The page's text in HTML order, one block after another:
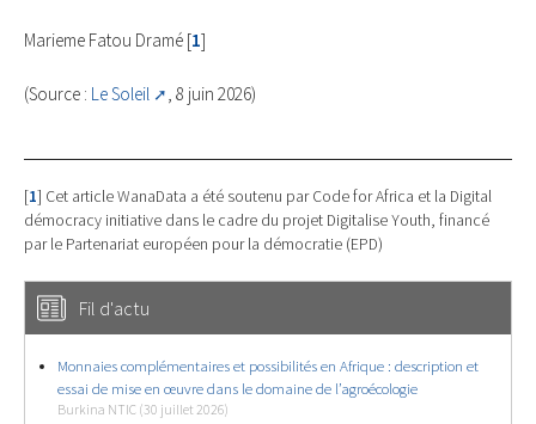
Marieme Fatou Dramé [1]
(Source : Le Soleil , 8 juin 2026)
[1] Cet article WanaData a été soutenu par Code for Africa et la Digital
démocracy initiative dans le cadre du projet Digitalise Youth, financé
par le Partenariat européen pour la démocratie (EPD)
Fil d'actu
Monnaies complémentaires et possibilités en Afrique : description et
essai de mise en œuvre dans le domaine de l’agroécologie
Burkina NTIC (30 juillet 2026)